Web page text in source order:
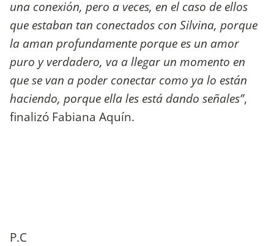
una conexión, pero a veces, en el caso de ellos
que estaban tan conectados con Silvina, porque
la aman profundamente porque es un amor
puro y verdadero, va a llegar un momento en
que se van a poder conectar como ya lo están
haciendo, porque ella les está dando señales”,
finalizó Fabiana Aquín.
P.C